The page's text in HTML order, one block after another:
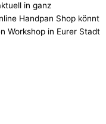
in ganz
Handpan Shop könnt
Workshop in Eurer Stadt